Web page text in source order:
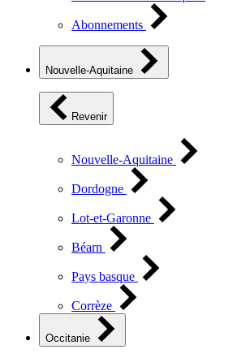
Abonnements
Nouvelle-Aquitaine
Revenir
Nouvelle-Aquitaine
Dordogne
Lot-et-Garonne
Béarn
Pays basque
Corrèze
Occitanie